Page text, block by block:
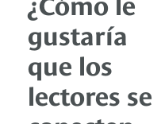
gustaría
que los
lectores se